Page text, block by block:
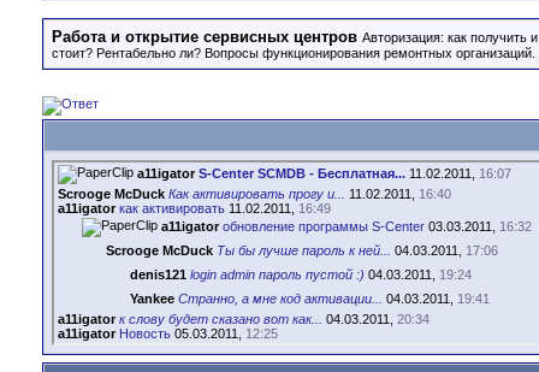
Работа и открытие сервисных центров Авторизация: как получить
стоит? Рентабельно ли? Вопросы функционирования ремонтных
a11igator S-Center SCMDB - Бесплатная... 11.02.2011, 16:07
Scrooge McDuck Как активировать прогу и... 11.02.2011, 16:40
a11igator как активировать 11.02.2011, 16:49
a11igator обновление программы S-Center 03.03.2011, 16:32
Scrooge McDuck Ты бы лучше пароль к ней... 04.03.2011, 17:06
denis121 login admin пароль пустой :) 04.03.2011, 19:24
Yankee Странно, а мне код активации... 04.03.2011, 19:41
a11igator к слову будет сказано вот как... 04.03.2011, 20:34
a11igator Новость 05.03.2011, 12:25
a11igator Редактор отчетов и файлы...18.03.2011,16:31